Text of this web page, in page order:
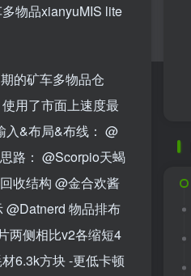
物品xianyuMIS lite
的矿车多物品仓
用了市面上速度最
&布局&布线： @
路： @Scorpio天蝎
收结构 @金合欢酱
@Datnerd 物品排布
两侧相比v2各缩短4
6.3k方块 -更低卡顿